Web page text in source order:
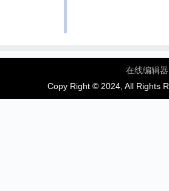
在线编辑器
Copy Right © 2024, All Rights